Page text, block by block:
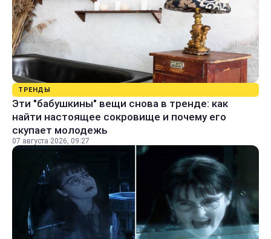
ТРЕНДЫ
Эти "бабушкины" вещи снова в тренде: как
найти настоящее сокровище и почему его
скупает молодежь
07 августа 2026, 09:27